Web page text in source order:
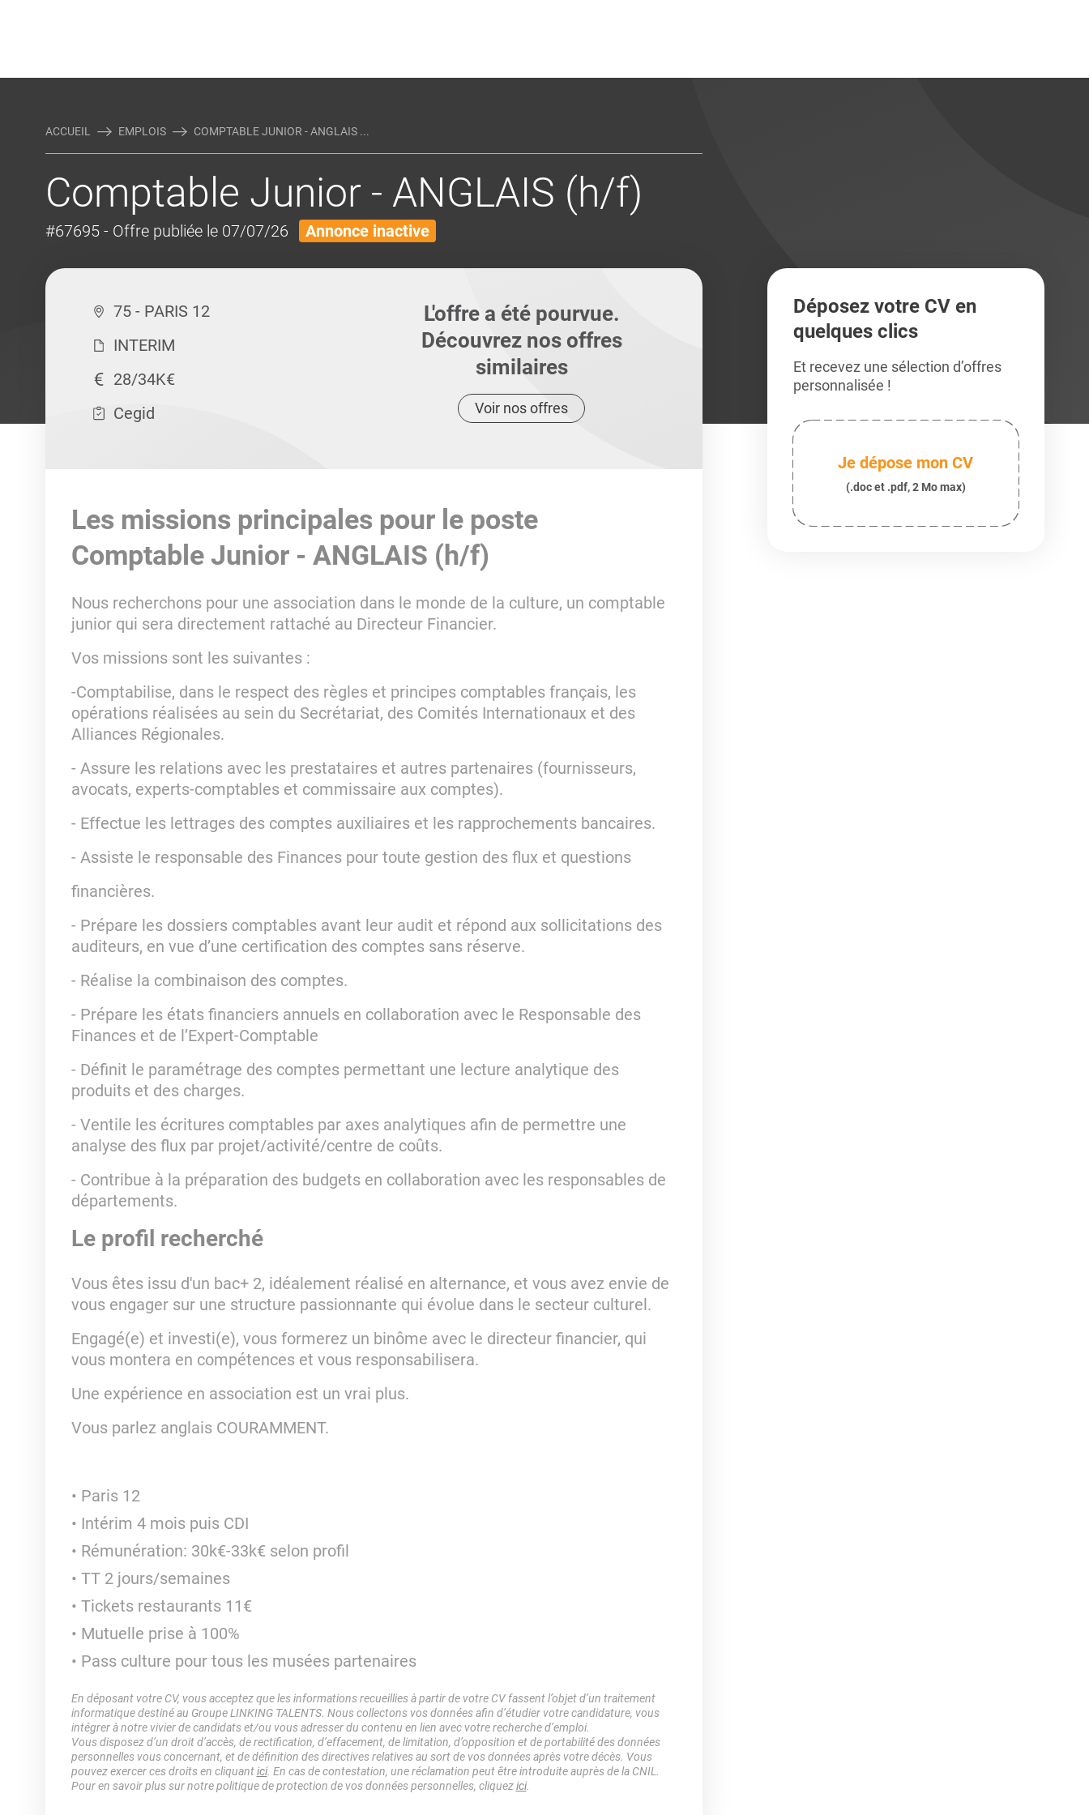
ACCUEIL EMPLOIS COMPTABLE JUNIOR - ANGLAIS ...
Comptable Junior - ANGLAIS (h/f)
#67695 - Offre publiée le 07/07/26 Annonce inactive
75 - PARIS 12
INTERIM
28/34K€
Cegid
L'offre a été pourvue.
Découvrez nos offres
similaires
Voir nos offres
Les missions principales pour le poste
Comptable Junior - ANGLAIS (h/f)
Nous recherchons pour une association dans le monde de la culture, un comptable
junior qui sera directement rattaché au Directeur Financier.
Vos missions sont les suivantes :
-Comptabilise, dans le respect des règles et principes comptables français, les
opérations réalisées au sein du Secrétariat, des Comités Internationaux et des
Alliances Régionales.
- Assure les relations avec les prestataires et autres partenaires (fournisseurs,
avocats, experts-comptables et commissaire aux comptes).
- Effectue les lettrages des comptes auxiliaires et les rapprochements bancaires.
- Assiste le responsable des Finances pour toute gestion des flux et questions
financières.
- Prépare les dossiers comptables avant leur audit et répond aux sollicitations des
auditeurs, en vue d’une certification des comptes sans réserve.
- Réalise la combinaison des comptes.
- Prépare les états financiers annuels en collaboration avec le Responsable des
Finances et de l’Expert-Comptable
- Définit le paramétrage des comptes permettant une lecture analytique des
produits et des charges.
- Ventile les écritures comptables par axes analytiques afin de permettre une
analyse des flux par projet/activité/centre de coûts.
- Contribue à la préparation des budgets en collaboration avec les responsables de
départements.
Le profil recherché
Vous êtes issu d'un bac+ 2, idéalement réalisé en alternance, et vous avez envie de
vous engager sur une structure passionnante qui évolue dans le secteur culturel.
Engagé(e) et investi(e), vous formerez un binôme avec le directeur financier, qui
vous montera en compétences et vous responsabilisera.
Une expérience en association est un vrai plus.
Vous parlez anglais COURAMMENT.
Paris 12
Intérim 4 mois puis CDI
Rémunération: 30k€-33k€ selon profil
TT 2 jours/semaines
Tickets restaurants 11€
Mutuelle prise à 100%
Pass culture pour tous les musées partenaires
En déposant votre CV, vous acceptez que les informations recueillies à partir de votre CV fassent l’objet d’un traitement
informatique destiné au Groupe LINKING TALENTS. Nous collectons vos données afin d’étudier votre candidature, vous
intégrer à notre vivier de candidats et/ou vous adresser du contenu en lien avec votre recherche d’emploi.
Vous disposez d’un droit d’accès, de rectification, d’effacement, de limitation, d’opposition et de portabilité des données
personnelles vous concernant, et de définition des directives relatives au sort de vos données après votre décès. Vous
pouvez exercer ces droits en cliquantici. En cas de contestation, une réclamation peut être introduite auprès de la CNIL.
Pour en savoir plus sur notre politique de protection de vos données personnelles, cliquezici.
Déposez votre CV en
quelques clics
Et recevez une sélection d’offres
personnalisée !
Je dépose mon CV
(.doc et .pdf, 2 Mo max)